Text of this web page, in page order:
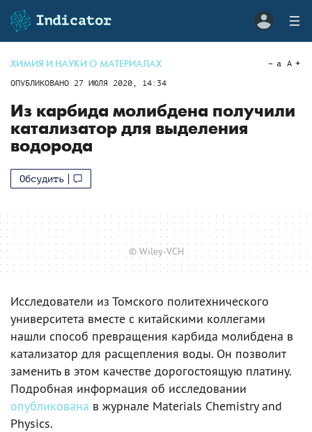
ХИМИЯ И НАУКИ О МАТЕРИАЛАХ
ОПУБЛИКОВАНО 27 ИЮЛЯ 2020, 14:34
a A
Из карбида молибдена получили
катализатор для выделения
водорода
Обсудить
© Wiley-VCH
Исследователи из Томского политехнического
университета вместе с китайскими коллегами
нашли способ превращения карбида молибдена в
катализатор для расщепления воды. Он позволит
заменить в этом качестве дорогостоящую платину.
Подробная информация об исследовании
опубликована в журнале Materials Chemistry and
Physics.